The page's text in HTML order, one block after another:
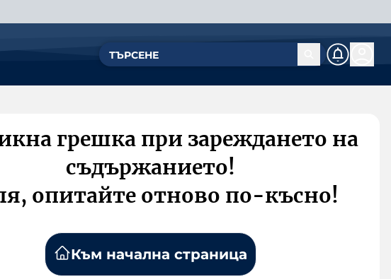
грешка при зареждането на
съдържанието!
опитайте отново по-късно!
Към начална страница